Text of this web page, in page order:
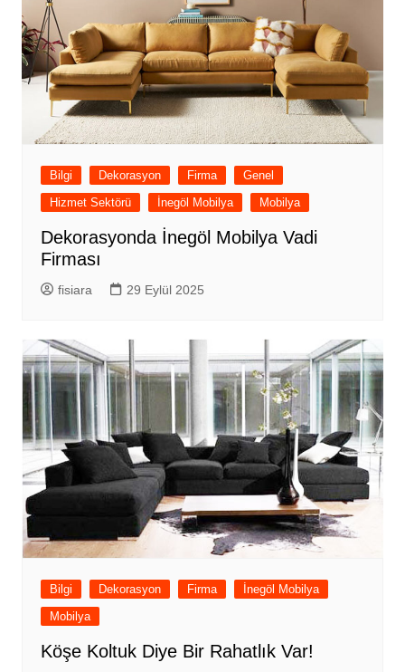
Bilgi Dekorasyon Firma
Genel
Hizmet Sektörü
İnegöl Mobilya Mobilya
Dekorasyonda İnegöl Mobilya Vadi
Firması
fisiara 29 Eylül 2025
Bilgi Dekorasyon Firma
İnegöl Mobilya
Mobilya
Köşe Koltuk Diye Bir Rahatlık Var!